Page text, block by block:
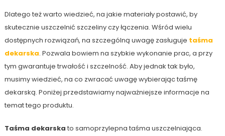
Dlatego też warto wiedzieć, na jakie materiały postawić, by
skutecznie uszczelnić szczeliny czy łączenia. Wśród wielu
dostępnych rozwiązań, na szczególną uwagę zasługuje taśma
dekarska. Pozwala bowiem na szybkie wykonanie prac, a przy
tym gwarantuje trwałość i szczelność. Aby jednak tak było,
musimy wiedzieć, na co zwracać uwagę wybierając taśmę
dekarską. Poniżej przedstawiamy najważniejsze informacje na
temat tego produktu.
Taśma dekarska to samoprzylepna taśma uszczelniająca.